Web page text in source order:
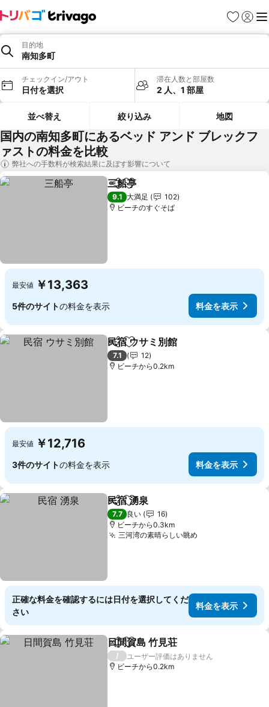
お気に入り
ログイ
メ
目的地
南知多町
チェックイン/アウト
日付を選択
滞在人数と部屋数
2 人、1 部屋
並べ替え 絞り込み 地図
国内の南知多町にあるベッド アンド ブレックフ
ァストの料金を比較
弊社への手数料が検索結果に及ぼす影響について
シェアお気に入りに追加
三船亭
9.1 大満足
102
ビーチのすぐそば
最安値 ￥13,363
5件のサイトの料金を表示 料金を表示
シェアお気に入りに追加
民宿 ウサミ別館
7.1
12
ビーチから0.2km
最安値 ￥12,716
3件のサイトの料金を表示 料金を表示
シェアお気に入りに追加
民宿 湧泉
7.7 良い
16
ビーチから0.3km
三河湾の素晴らしい眺め
正確な料金を確認するには日付を選択してくだ
さい
料金を表示
シェアお気に入りに追加
日間賀島 竹見荘
/
ユーザー評価はありません
ビーチから0.2km